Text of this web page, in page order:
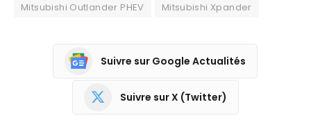
Mitsubishi Outlander PHEV
Mitsubishi Xpander
Suivre sur Google Actualités
Suivre sur X (Twitter)